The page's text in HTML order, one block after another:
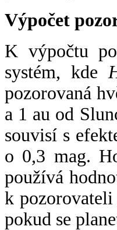
Výpočet
K výpočtu
systém, kde
pozorovaná
a 1 au od
souvisí s
o 0,3 mag.
používá
k pozorovateli
pokud se